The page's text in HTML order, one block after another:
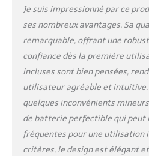
Je suis impressionné par ce
ses nombreux avantages. Sa
remarquable, offrant une
confiance dès la première
incluses sont bien pensées,
utilisateur agréable et intuitive.
quelques inconvénients
de batterie perfectible qui peut
fréquentes pour une utilisation
critères, le design est élégant